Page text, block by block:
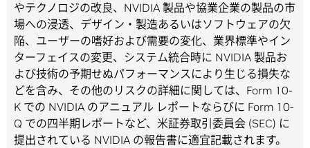
やテクノロジの改良、NVIDIA 製品や協業企業の製品の市
場への浸透、デザイン・製造あるいはソフトウェアの欠
陥、ユーザーの嗜好および需要の変化、業界標準やイン
ターフェイスの変更、システム統合時に NVIDIA 製品お
よび技術の予期せぬパフォーマンスにより生じる損失な
どを含み、その他のリスクの詳細に関しては、Form 10-
K での NVIDIA のアニュアル レポートならびに Form 10-
Q での四半期レポートなど、米証券取引委員会 (SEC) に
提出されている NVIDIA の報告書に適宜記載されます。